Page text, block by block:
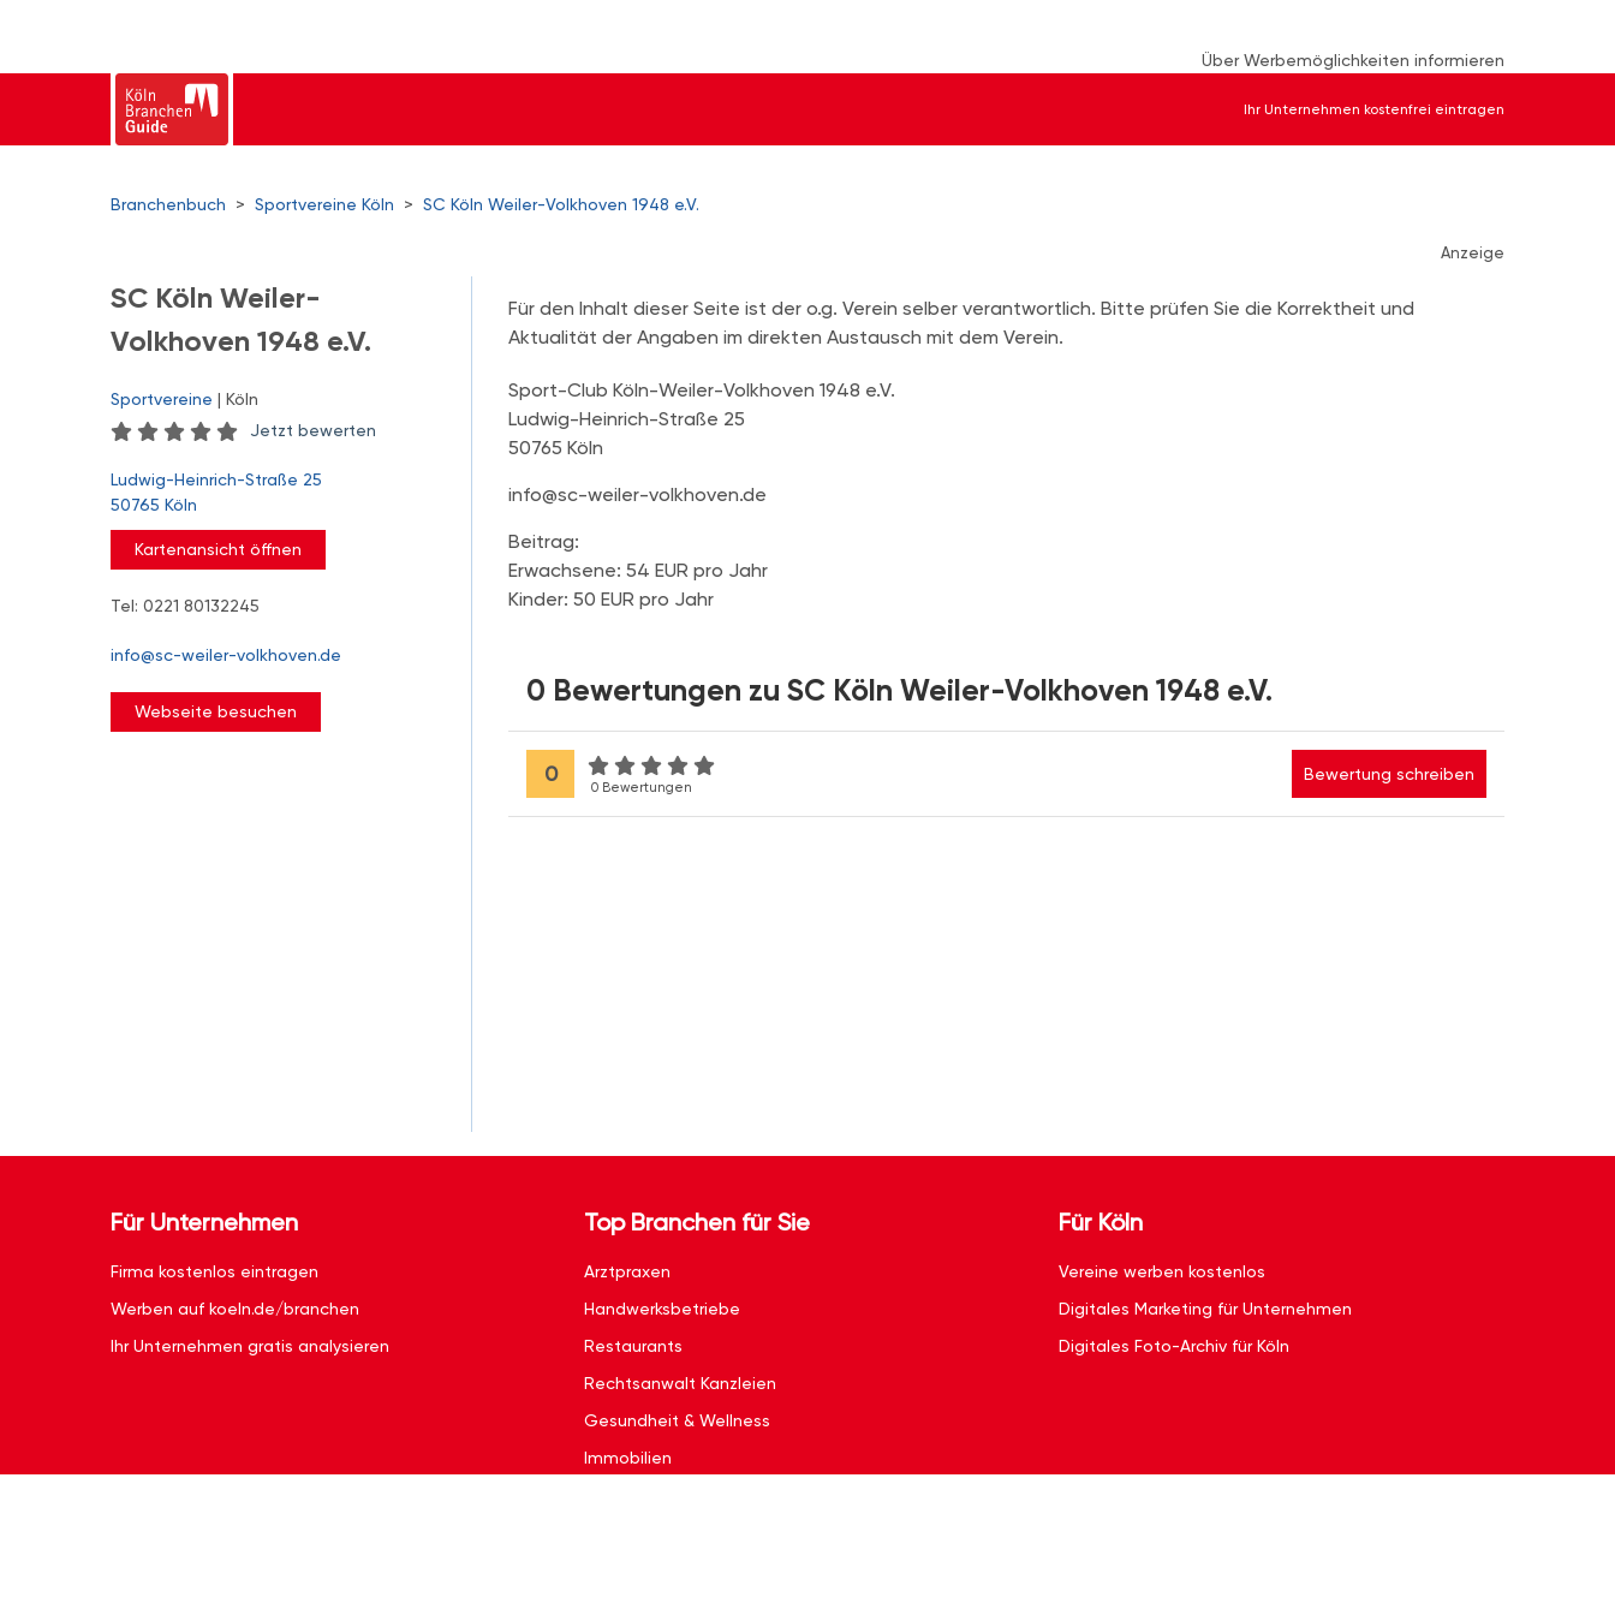
Über Werbemöglichkeiten informieren
Ihr Unternehmen kostenfrei eintragen
Branchenbuch > Sportvereine Köln > SC Köln Weiler-Volkhoven 1948 e.V.
Anzeige
SC Köln Weiler-
Volkhoven 1948 e.V.
Sportvereine | Köln
Jetzt bewerten
Ludwig-Heinrich-Straße 25
50765 Köln
Kartenansicht öffnen
Tel: 0221 80132245
info@sc-weiler-volkhoven.de
Webseite besuchen
Für den Inhalt dieser Seite ist der o.g. Verein selber verantwortlich. Bitte prüfen Sie die Korrektheit und
Aktualität der Angaben im direkten Austausch mit dem Verein.
Sport-Club Köln-Weiler-Volkhoven 1948 e.V.
Ludwig-Heinrich-Straße 25
50765 Köln
info@sc-weiler-volkhoven.de
Beitrag:
Erwachsene: 54 EUR pro Jahr
Kinder: 50 EUR pro Jahr
0 Bewertungen zu SC Köln Weiler-Volkhoven 1948 e.V.
0
0 Bewertungen
Bewertung schreiben
Für Unternehmen
Firma kostenlos eintragen
Werben auf koeln.de/branchen
Ihr Unternehmen gratis analysieren
Top Branchen für Sie
Arztpraxen
Handwerksbetriebe
Restaurants
Rechtsanwalt Kanzleien
Gesundheit & Wellness
Immobilien
Für Köln
Vereine werben kostenlos
Digitales Marketing für Unternehmen
Digitales Foto-Archiv für Köln